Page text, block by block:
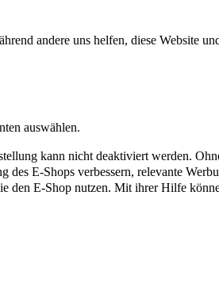
andere uns helfen, diese Website
auswählen.
kann nicht deaktiviert werden.
E-Shops verbessern, relevante
den E-Shop nutzen. Mit ihrer Hilfe